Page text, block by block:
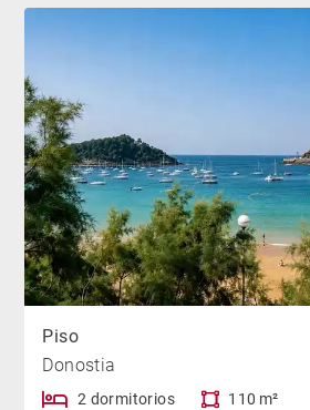
Piso
Donostia
2 dormitorios 110 m²